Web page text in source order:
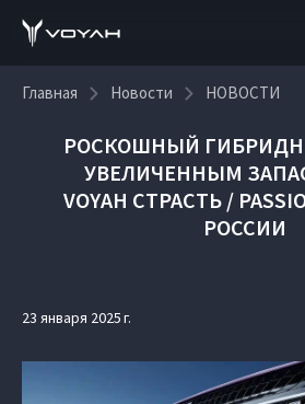
Главная Новости НОВОСТИ
РОСКОШНЫЙ
УВЕЛИЧЕННЫМ
VOYAH СТРАСТЬ /
РОССИИ
23 января 2025 г.